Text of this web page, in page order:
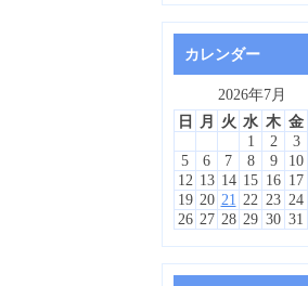
カレンダー
2026年7月
日
月 火 水 木 金
1
2 3
5
6 7 8 9 10
12 13 14 15 16 17
19 20 21 22 23 24
26 27 28 29 30 31